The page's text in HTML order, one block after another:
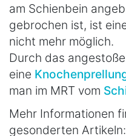
am Schienbein
gebrochen ist, ist
nicht mehr möglich.
Durch das
eine
man im MRT vom
Mehr Informationen
gesonderten Artikeln: